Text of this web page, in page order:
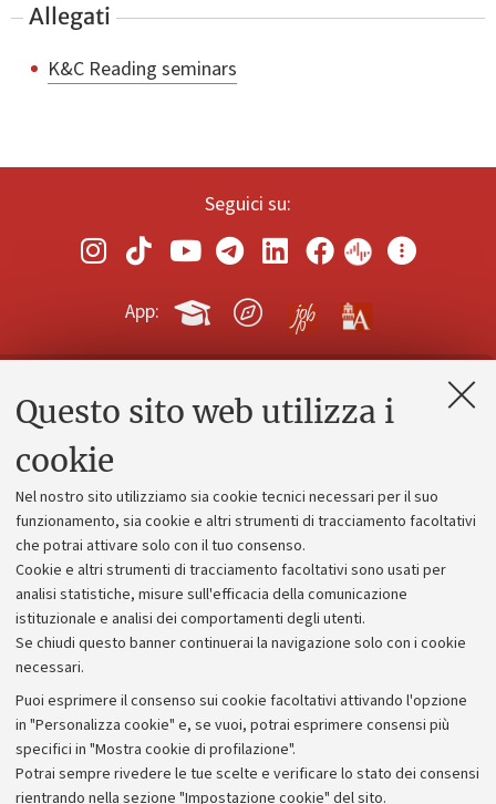
Questo sito web utilizza i
cookie
Nel nostro sito utilizziamo sia cookie tecnici necessari per il suo
funzionamento, sia cookie e altri strumenti di tracciamento facoltativi
che potrai attivare solo con il tuo consenso.
Cookie e altri strumenti di tracciamento facoltativi sono usati per
analisi statistiche, misure sull'efficacia della comunicazione
istituzionale e analisi dei comportamenti degli utenti.
Se chiudi questo banner continuerai la navigazione solo con i cookie
necessari.
Puoi esprimere il consenso sui cookie facoltativi attivando l'opzione
in "Personalizza cookie" e, se vuoi, potrai esprimere consensi più
specifici in "Mostra cookie di profilazione".
Potrai sempre rivedere le tue scelte e verificare lo stato dei consensi
rientrando nella sezione "Impostazione cookie" del sito.
Allegati
K&C Reading seminars
Seguici su:
App:
Contatti e PEC
Alumni community
Piano strategico
Bilanci
Donazioni e 5x1000
Bandi, gare e concorsi
Albo online
Amministrazione trasparente